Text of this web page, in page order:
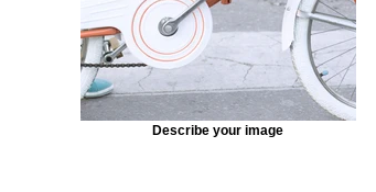
Describe your image